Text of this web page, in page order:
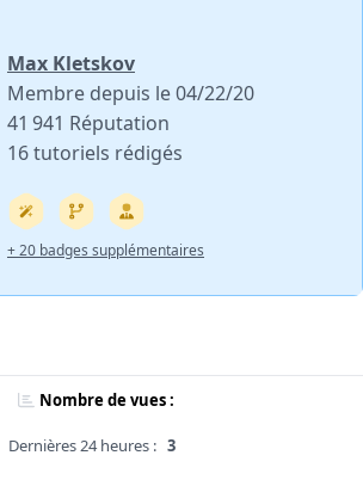
Max Kletskov
Membre depuis le 04/22/20
41 941 Réputation
16 tutoriels rédigés
+ 20 badges supplémentaires
Nombre de vues :
Dernières 24 heures : 3